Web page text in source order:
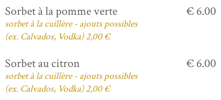
Sorbet à la pomme verte
sorbet à la cuillère - ajouts possibles
(ex. Calvados, Vodka) 2,00 €
€ 6.00
Sorbet au citron
sorbet à la cuillère - ajouts possibles
(ex. Calvados, Vodka) 2,00 €
€ 6.00